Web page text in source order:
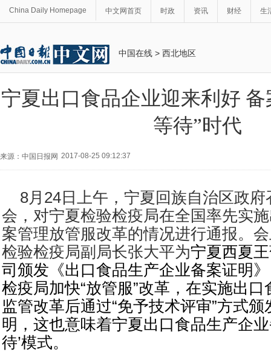
China Daily Homepage 中文网首页 时政 资讯 财经 生
中国在线 > 西北地区
宁夏出口食品企业迎来利好
等待”时代
来源：中国日报网 2017-08-25 09:12:37
8月 24日上午，宁夏回族自治区政
会，对宁夏检验检疫局在全国率先实
案管理放管服改革的情况进行通报。
检验检疫局副局长张大平为宁夏西夏
司颁发《出口食品生产企业备案证明
检疫局加快“放管服”改革，在实施出
监管改革后通过“免予技术评审”方式
明，这也意味着宁夏出口食品生产企
待’模式。